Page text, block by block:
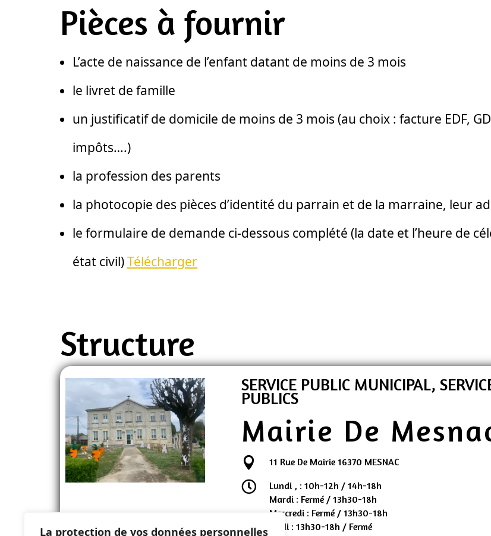
La protection de vos données personnelles
Pièces à fournir
L’acte de naissance de l’enfant datant de moins de 3 mois
le livret de famille
un justificatif de domicile de moins de 3 mois (au choix : facture EDF,
impôts….)
la profession des parents
la photocopie des pièces d’identité du parrain et de la marraine, leur
le formulaire de demande ci-dessous complété (la date et l’heure de
état civil)Télécharger
Structure
SERVICE PUBLIC MUNICIPAL,
PUBLICS
Mairie De
 11 Rue De Mairie 16370 MESNAC

Lundi , : 10h-12h / 14h-18h
Mardi : Fermé / 13h30-18h
Mercredi : Fermé / 13h30-18h
Jeudi : 13h30-18h / Fermé